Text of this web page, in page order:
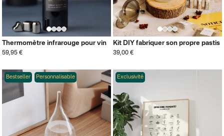
Thermomètre infrarouge pour vin
59,95 €
Kit DIY fabriquer son propre pastis
39,00 €
Bestseller Personnalisable Exclusivité